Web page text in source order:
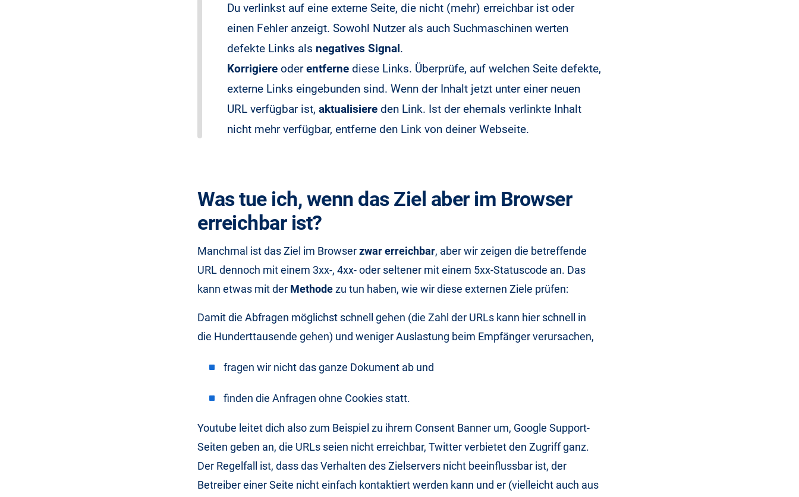
Du verlinkst auf eine externe Seite, die nicht (mehr) erreichbar ist oder
einen Fehler anzeigt. Sowohl Nutzer als auch Suchmaschinen werten
defekte Links als negatives Signal.
Korrigiere oderentferne diese Links. Überprüfe, auf welchen Seite defekte,
externe Links eingebunden sind. Wenn der Inhalt jetzt unter einer neuen
URL verfügbar ist, aktualisiere den Link. Ist der ehemals verlinkte Inhalt
nicht mehr verfügbar, entferne den Link von deiner Webseite.
Was tue ich, wenn das Ziel aber im Browser
erreichbar ist?
Manchmal ist das Ziel im Browserzwar erreichbar, aber wir zeigen die betreffende
URL dennoch mit einem 3xx-, 4xx- oder seltener mit einem 5xx-Statuscode an. Das
kann etwas mit der Methodezu tun haben, wie wir diese externen Ziele prüfen:
Damit die Abfragen möglichst schnell gehen (die Zahl der URLs kann hier schnell in
die Hunderttausende gehen) und weniger Auslastung beim Empfänger verursachen,
fragen wir nicht das ganze Dokument ab und
finden die Anfragen ohne Cookies statt.
Youtube leitet dich also zum Beispiel zu ihrem Consent Banner um, Google Support-
Seiten geben an, die URLs seien nicht erreichbar, Twitter verbietet den Zugriff ganz.
Der Regelfall ist, dass das Verhalten des Zielservers nicht beeinflussbar ist, der
Betreiber einer Seite nicht einfach kontaktiert werden kann und er (vielleicht auch aus